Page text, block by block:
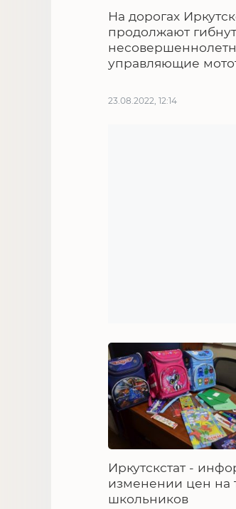
На дорогах
продолжают
управляющие
23.08.2022, 12:14
Иркутскстат -
изменении цен на
школьников